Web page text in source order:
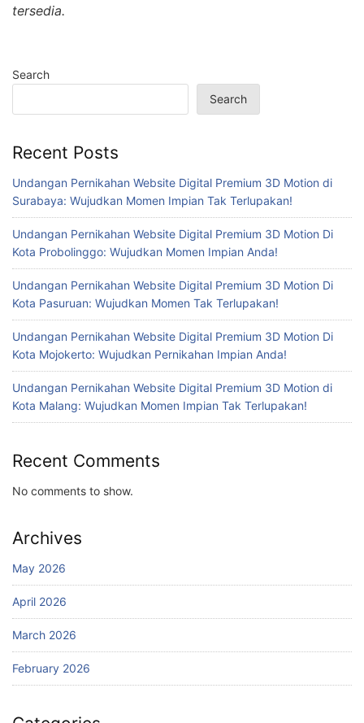
tersedia.
Search
Search
Recent Posts
Undangan Pernikahan Website Digital Premium 3D Motion di
Surabaya: Wujudkan Momen Impian Tak Terlupakan!
Undangan Pernikahan Website Digital Premium 3D Motion Di
Kota Probolinggo: Wujudkan Momen Impian Anda!
Undangan Pernikahan Website Digital Premium 3D Motion Di
Kota Pasuruan: Wujudkan Momen Tak Terlupakan!
Undangan Pernikahan Website Digital Premium 3D Motion Di
Kota Mojokerto: Wujudkan Pernikahan Impian Anda!
Undangan Pernikahan Website Digital Premium 3D Motion di
Kota Malang: Wujudkan Momen Impian Tak Terlupakan!
Recent Comments
No comments to show.
Archives
May 2026
April 2026
March 2026
February 2026